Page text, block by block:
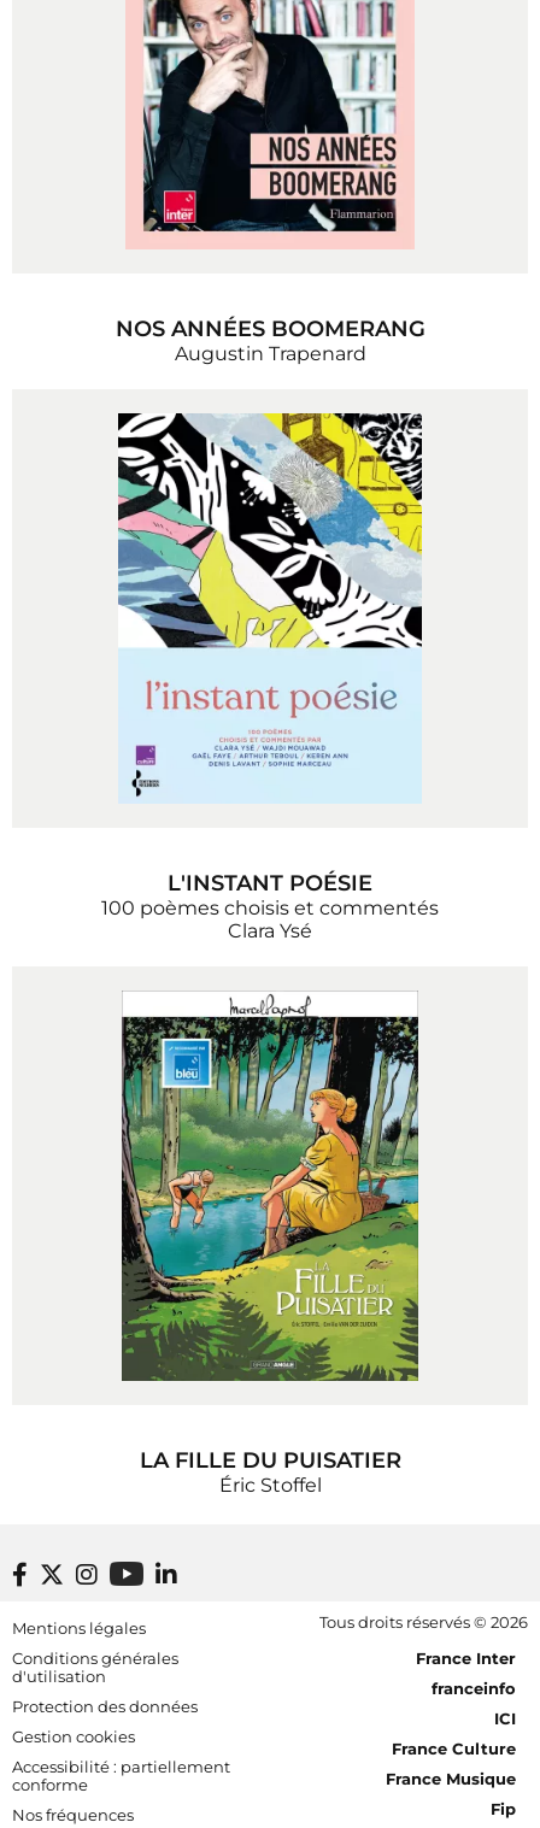
NOS ANNÉES BOOMERANG
Augustin Trapenard
L'INSTANT POÉSIE
100 poèmes choisis et commentés
Clara Ysé
LA FILLE DU PUISATIER
Éric Stoffel
Footer bottom
Mentions légales
Conditions générales
d'utilisation
Protection des données
Gestion cookies
Accessibilité : partiellement
conforme
Nos fréquences
Tous droits réservés © 2026
[RDF] Pied de page - Mobile
France Inter
franceinfo
ICI
France Culture
France Musique
Fip